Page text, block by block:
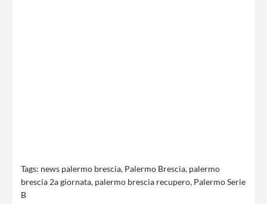
Tags: news palermo brescia, Palermo Brescia, palermo
brescia 2a giornata, palermo brescia recupero, Palermo Serie
B